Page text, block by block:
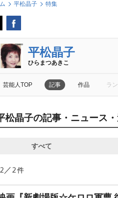
平松晶子 特集
平松晶子
ひらまつあきこ
芸能人TOP 記事 作品 ラ
松晶子の記事・ニュース
すべて
／2件